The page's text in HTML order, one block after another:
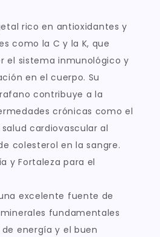
rico en antioxidantes y
como la C y la K, que
el sistema inmunológico y
en el cuerpo. Su
contribuye a la
crónicas como el
cardiovascular al
colesterol en la sangre.
y Fortaleza para el
excelente fuente de
fundamentales
energía y el buen